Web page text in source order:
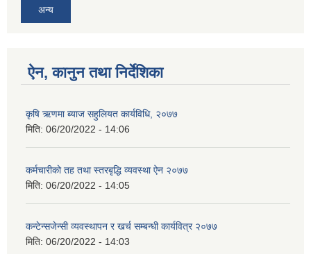
अन्य
ऐन, कानुन तथा निर्देशिका
कृषि ऋणमा ब्याज सहुलियत कार्यविधि, २०७७
मिति: 06/20/2022 - 14:06
कर्मचारीको तह तथा स्तरबृद्धि व्यवस्था ऐन २०७७
मिति: 06/20/2022 - 14:05
कन्टेन्सजेन्सी व्यवस्थापन र खर्च सम्बन्धी कार्यवित्र २०७७
मिति: 06/20/2022 - 14:03